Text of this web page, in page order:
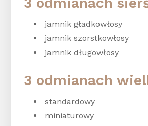
jamnik gładkowłosy
jamnik szorstkowłosy
jamnik długowłosy
3 odmianach
standardowy
miniaturowy